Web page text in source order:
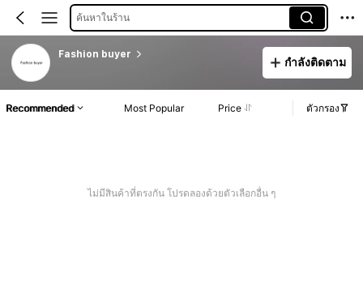
ค้นหาในร้าน
Fashion buyer
กำลังติดตาม
Recommended Most Popular Price ตัวกรอง
ไม่มีสินค้าที่ตรงกัน โปรดลองด้วยตัวเลือกอื่น ๆ